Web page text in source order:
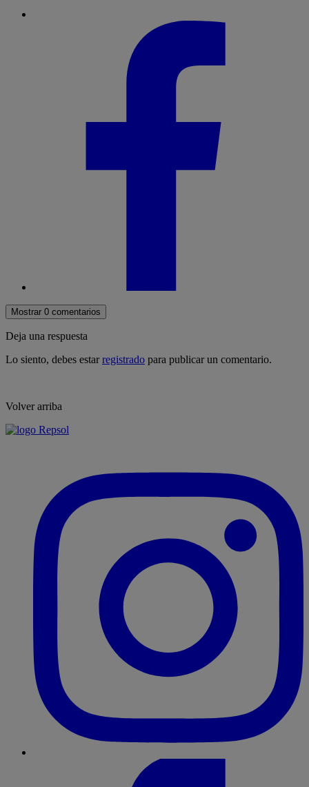
Mostrar 0 comentarios
Deja una respuesta
Lo siento, debes estarregistrado para publicar un comentario.
Volver arriba